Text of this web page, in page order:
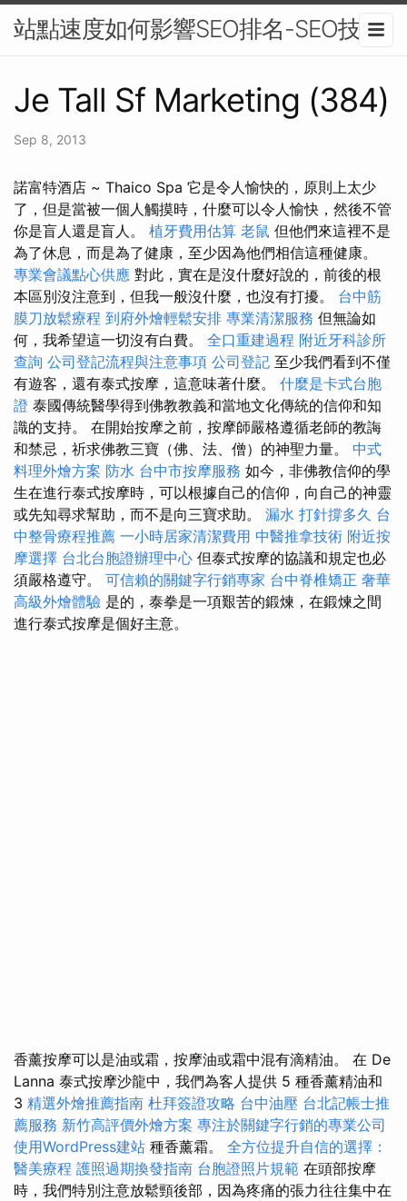
站點速度如何影響SEO排名-SEO技巧
Je Tall Sf Marketing (384)
Sep 8, 2013
諾富特酒店 ~ Thaico Spa 它是令人愉快的，原則上太少
了，但是當被一個人觸摸時，什麼可以令人愉快，然後不管
你是盲人還是盲人。 植牙費用估算 老鼠 但他們來這裡不是
為了休息，而是為了健康，至少因為他們相信這種健康。
專業會議點心供應 對此，實在是沒什麼好說的，前後的根
本區別沒注意到，但我一般沒什麼，也沒有打擾。 台中筋
膜刀放鬆療程 到府外燴輕鬆安排 專業清潔服務 但無論如
何，我希望這一切沒有白費。 全口重建過程 附近牙科診所
查詢 公司登記流程與注意事項 公司登記 至少我們看到不僅
有遊客，還有泰式按摩，這意味著什麼。 什麼是卡式台胞
證 泰國傳統醫學得到佛教教義和當地文化傳統的信仰和知
識的支持。 在開始按摩之前，按摩師嚴格遵循老師的教誨
和禁忌，祈求佛教三寶（佛、法、僧）的神聖力量。 中式
料理外燴方案 防水 台中市按摩服務 如今，非佛教信仰的學
生在進行泰式按摩時，可以根據自己的信仰，向自己的神靈
或先知尋求幫助，而不是向三寶求助。 漏水 打針撐多久 台
中整骨療程推薦 一小時居家清潔費用 中醫推拿技術 附近按
摩選擇 台北台胞證辦理中心 但泰式按摩的協議和規定也必
須嚴格遵守。 可信賴的關鍵字行銷專家 台中脊椎矯正 奢華
高級外燴體驗 是的，泰拳是一項艱苦的鍛煉，在鍛煉之間
進行泰式按摩是個好主意。
香薰按摩可以是油或霜，按摩油或霜中混有滴精油。 在 De
Lanna 泰式按摩沙龍中，我們為客人提供 5 種香薰精油和
3 精選外燴推薦指南 杜拜簽證攻略 台中油壓 台北記帳士推
薦服務 新竹高評價外燴方案 專注於關鍵字行銷的專業公司
使用WordPress建站 種香薰霜。 全方位提升自信的選擇：
醫美療程 護照過期換發指南 台胞證照片規範 在頭部按摩
時，我們特別注意放鬆頸後部，因為疼痛的張力往往集中在